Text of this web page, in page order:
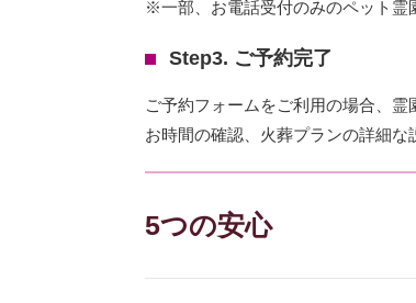
※一部、お電話受付のみのペット霊
Step3. ご予約完了
ご予約フォームをご利用の場合、霊
お時間の確認、火葬プランの詳細な
5つの安心